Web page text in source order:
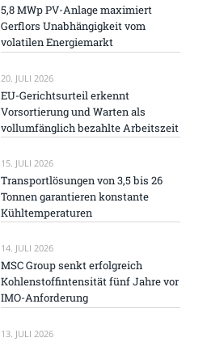
5,8 MWp PV-Anlage maximiert
Gerflors Unabhängigkeit vom
volatilen Energiemarkt
20. JULI 2026
EU-Gerichtsurteil erkennt
Vorsortierung und Warten als
vollumfänglich bezahlte Arbeitszeit
15. JULI 2026
Transportlösungen von 3,5 bis 26
Tonnen garantieren konstante
Kühltemperaturen
14. JULI 2026
MSC Group senkt erfolgreich
Kohlenstoffintensität fünf Jahre vor
IMO-Anforderung
13. JULI 2026